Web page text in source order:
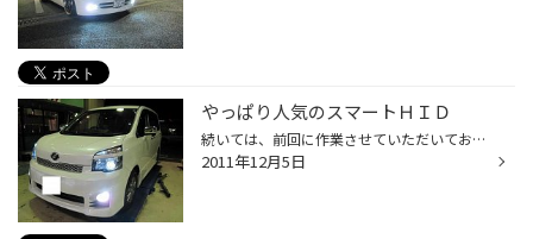
やっぱり人気のスマートＨＩＤ
続いては、前回に作業させていただいておりました現行ヴォクシー ヘッドライト＆フォグを50ＷＨＩＤに変更です。 純正のＤ4バルブでは非常に暗いのでこうなったら最強の明るさを っと言うことで早速作業開始です。 新しい型のヴォクシーは蓋とバラストが一体になっておりますが ここは、ちょちょい...
2011年12月5日